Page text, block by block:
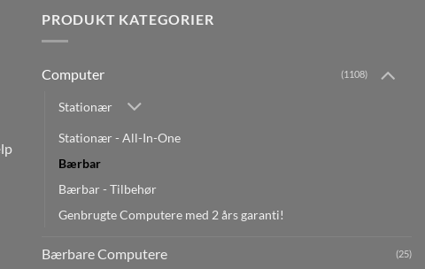
PRODUKT KATEGORIER
Computer (1108)
Stationær
Stationær - All-In-One
Bærbar
Bærbar - Tilbehør
Genbrugte Computere med 2 års garanti!
Bærbare Computere (25)